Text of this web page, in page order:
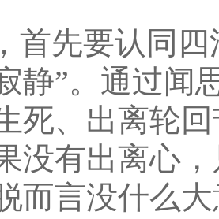
首先要认同
静”。通过闻
死、出离轮
没有出离心
而言没什么